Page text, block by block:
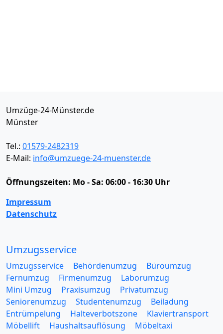
Umzüge-24-Münster.de
Münster
Tel.: 01579-2482319
E-Mail: info@umzuege-24-muenster.de
Öffnungszeiten: Mo - Sa: 06:00 - 16:30 Uhr
Impressum
Datenschutz
Umzugsservice
Umzugsservice Behördenumzug
Büroumzug
Fernumzug
Firmenumzug
Laborumzug
Mini Umzug
Praxisumzug
Privatumzug
Seniorenumzug
Studentenumzug
Beiladung
Entrümpelung
Halteverbotszone
Klaviertransport
Möbellift
Haushaltsauflösung
Möbeltaxi